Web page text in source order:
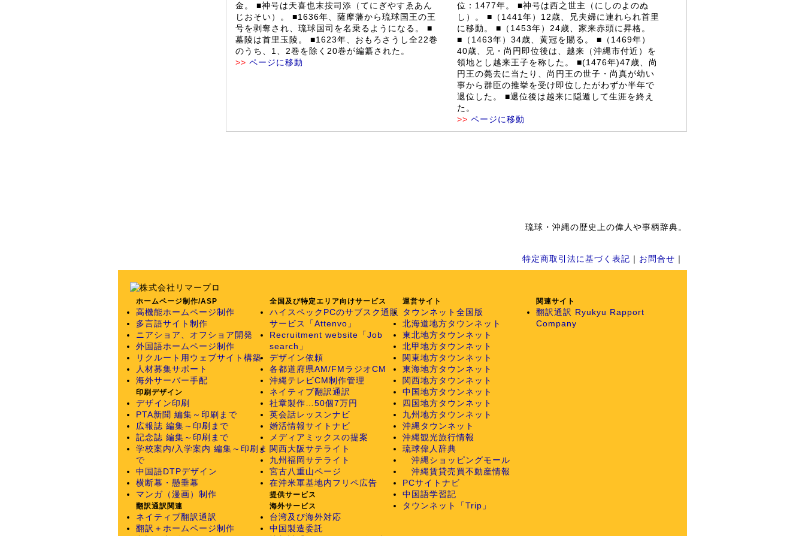
金。 ■神号は天喜也末按司添（てにぎやすゑあん
じおそい）。 ■1636年、薩摩藩から琉球国王の王
号を剥奪され、琉球国司を名乗るようになる。 ■
墓陵は首里玉陵。 ■1623年、おもろさうし全22巻
のうち、1、2巻を除く20巻が編纂された。
>> ページに移動
位：1477年。 ■神号は西之世主（にしのよのぬ
し）。 ■（1441年）12歳、兄夫婦に連れられ首里
に移動。 ■（1453年）24歳、家来赤頭に昇格。
■（1463年）34歳、黄冠を賜る。 ■（1469年）
40歳、兄・尚円即位後は、越来（沖縄市付近）を
領地とし越来王子を称した。 ■(1476年)47歳、尚
円王の薨去に当たり、尚円王の世子・尚真が幼い
事から群臣の推挙を受け即位したがわずか半年で
退位した。 ■退位後は越来に隠遁して生涯を終え
た。
>> ページに移動
琉球・沖縄の歴史上の偉人や事柄辞典。
特定商取引法に基づく表記 ｜ お問合せ ｜
ホームページ制作/ASP
高機能ホームページ制作
多言語サイト制作
ニアショア、オフショア開発
外国語ホームページ制作
リクルート用ウェブサイト構築
人材募集サポート
海外サーバー手配
印刷デザイン
デザイン印刷
PTA新聞 編集～印刷まで
広報誌 編集～印刷まで
記念誌 編集～印刷まで
学校案内/入学案内 編集～印刷ま
で
中国語DTPデザイン
横断幕・懸垂幕
マンガ（漫画）制作
翻訳通訳関連
ネイティブ翻訳通訳
翻訳＋ホームページ制作
全国及び特定エリア向けサービス
ハイスペックPCのサブスク通販
サービス「Attenvo」
Recruitment website「Job
search」
デザイン依頼
各都道府県AM/FMラジオCM
沖縄テレビCM制作管理
ネイティブ翻訳通訳
社章製作…50個7万円
英会話レッスンナビ
婚活情報サイトナビ
メディアミックスの提案
関西大阪サテライト
九州福岡サテライト
宮古八重山ページ
在沖米軍基地内フリペ広告
提供サービス
海外サービス
台湾及び海外対応
中国製造委託
運営サイト
タウンネット全国版
北海道地方タウンネット
東北地方タウンネット
北甲地方タウンネット
関東地方タウンネット
東海地方タウンネット
関西地方タウンネット
中国地方タウンネット
四国地方タウンネット
九州地方タウンネット
沖縄タウンネット
沖縄観光旅行情報
琉球偉人辞典
沖縄ショッピングモール
沖縄賃貸売買不動産情報
PCサイトナビ
中国語学習記
タウンネット「Trip」
関連サイト
翻訳通訳 Ryukyu Rapport
Company